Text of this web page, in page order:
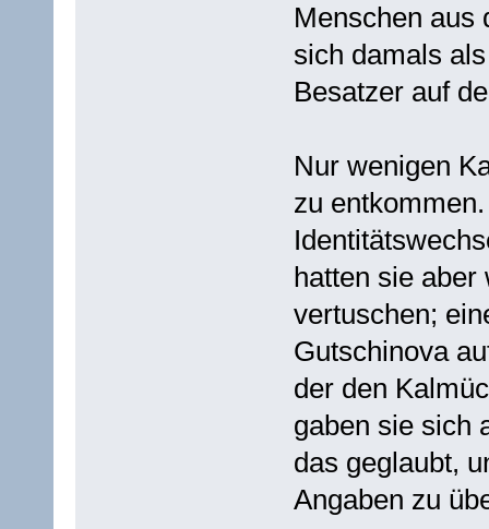
Menschen aus
sich damals
Besatzer auf
Nur wenigen
zu
hatten sie aber
vertuschen;
Gutschinova
der den
gaben sie sich
das geglaubt,
Angaben zu